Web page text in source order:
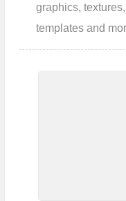
graphics,
templates and